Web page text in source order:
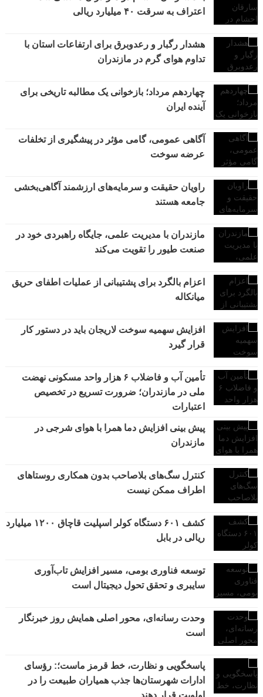
اعتراف به سرقت ۴۰ میلیارد ریالی
هشدار رگبار و رعدوبرق برای ارتفاعات استان با
تداوم هوای گرم در مازندران
چهاردهم مرداد؛ بازخوانی یک مطالبه تاریخی برای
آینده ایران
آگاهی عمومی، گامی مؤثر در پیشگیری از تخلفات
عرضه سوخت
راویان حقیقت و سرمایه‌های ارزشمند آگاهی‌بخشی
جامعه هستند
مازندران با مدیریت علمی، جایگاه راهبردی خود در
صنعت طیور را تقویت می‌کند
اعزام بالگرد برای پشتیبانی از عملیات اطفای حریق
میانکاله
افزایش سهمیه سوخت لاریجان باید در دستور کار
قرار گیرد
تأمین آب و فاضلاب ۶ هزار واحد مسکونی نهضت
ملی در مازندران؛ ضرورت تسریع در تخصیص
اعتبارات
پیش بینی افزایش دما همرا با هوای شرجی در
مازندران
کنترل سگ‌های بلاصاحب بدون همکاری روستاهای
اطراف ممکن نیست
کشف ۶۰۱ دستگاه کولر اسپلیت قاچاق ۱۲۰۰ میلیارد
ریالی در بابل
توسعه فناوری بومی، مسیر افزایش تاب‌آوری
سایبری و تحقق تحول دیجیتال است
وحدت رسانه‌ای، محور اصلی همایش روز خبرنگار
است
پاسخگویی و نظارت، خط قرمز ماست؛: رؤسای
ادارات شهرستان‌ها جذب همیاران طبیعت را در
اولویت قرار دهند